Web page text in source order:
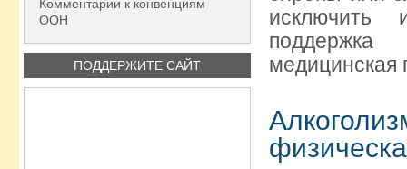
Комментарии к конвенциям
ООН
ПОДДЕРЖИТЕ САЙТ
исключить